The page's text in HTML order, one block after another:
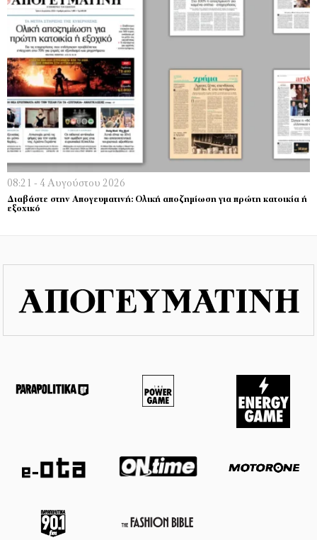
08:21 - 4 Αυγούστου 2026
Διαβάστε στην Απογευματινή: Ολική αποζημίωση για πρώτη κατοικία ή
εξοχικό